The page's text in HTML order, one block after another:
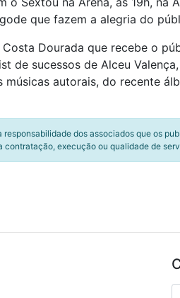
que fazem a alegria do
Dourada que recebe o
sucessos de Alceu
autorais, do recente
dos associados que os
execução ou qualidade de